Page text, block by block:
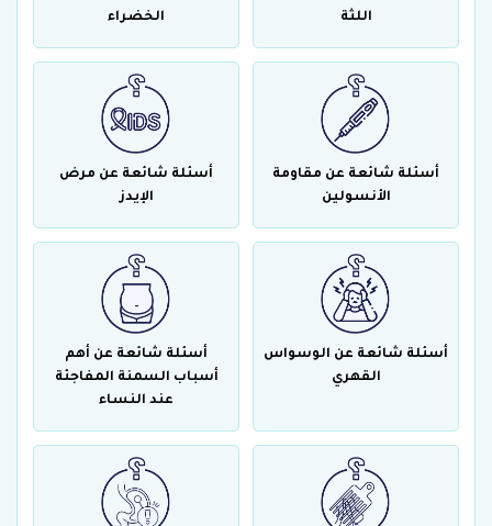
اللثة
الخضراء
أسئلة شائعة عن مقاومة
الأنسولين
أسئلة شائعة عن مرض
الإيدز
أسئلة شائعة عن الوسواس
القهري
أسئلة شائعة عن أهم
أسباب السمنة المفاجئة
عند النساء